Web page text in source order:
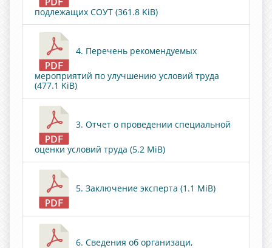
подлежащих СОУТ (361.8 KiB)
4. Перечень рекомендуемых
мероприятий по улучшению условий труда
(477.1 KiB)
3. Отчет о проведении специальной
оценки условий труда (5.2 MiB)
5. Заключение эксперта (1.1 MiB)
6. Сведения об организаци,